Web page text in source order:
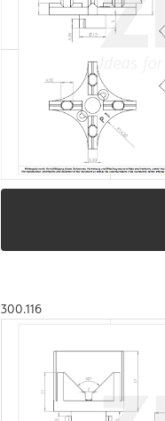
300.116